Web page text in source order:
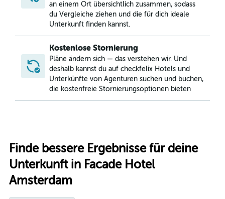
an einem Ort übersichtlich zusammen, sodass
du Vergleiche ziehen und die für dich ideale
Unterkunft finden kannst.
Kostenlose Stornierung
Pläne ändern sich — das verstehen wir. Und
deshalb kannst du auf checkfelix Hotels und
Unterkünfte von Agenturen suchen und buchen,
die kostenfreie Stornierungsoptionen bieten
Finde bessere Ergebnisse für deine
Unterkunft in Facade Hotel
Amsterdam